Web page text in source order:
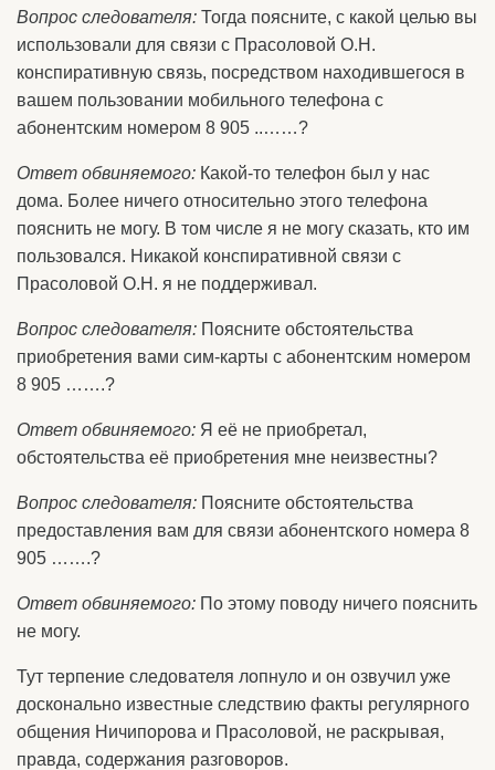
Вопрос следователя: Тогда поясните, с какой целью вы
использовали для связи с Прасоловой О.Н.
конспиративную связь, посредством находившегося в
вашем пользовании мобильного телефона с
абонентским номером 8 905 ..……?
Ответ обвиняемого: Какой-то телефон был у нас
дома. Более ничего относительно этого телефона
пояснить не могу. В том числе я не могу сказать, кто им
пользовался. Никакой конспиративной связи с
Прасоловой О.Н. я не поддерживал.
Вопрос следователя: Поясните обстоятельства
приобретения вами сим-карты с абонентским номером
8 905 …….?
Ответ обвиняемого: Я её не приобретал,
обстоятельства её приобретения мне неизвестны?
Вопрос следователя: Поясните обстоятельства
предоставления вам для связи абонентского номера 8
905 …….?
Ответ обвиняемого: По этому поводу ничего пояснить
не могу.
Тут терпение следователя лопнуло и он озвучил уже
досконально известные следствию факты регулярного
общения Ничипорова и Прасоловой, не раскрывая,
правда, содержания разговоров.